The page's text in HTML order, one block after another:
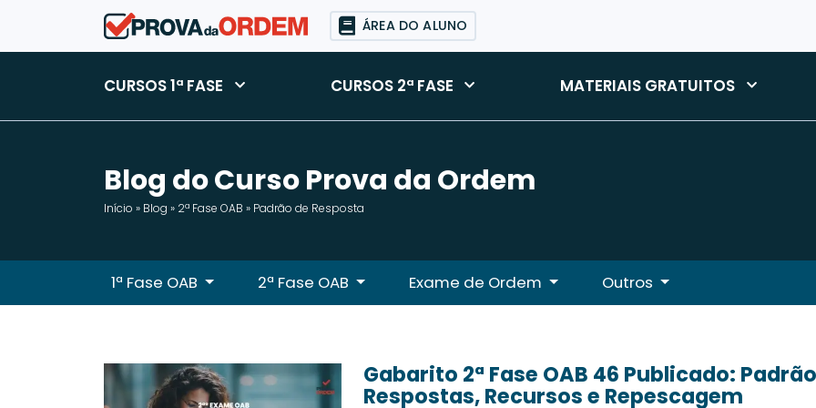
ÁREA DO ALUNO
CURSOS 1ª FASE CURSOS 2ª FASE MATERIAIS GRATUITOS
Blog do Curso Prova da Ordem
Início » Blog » 2ª Fase OAB » Padrão de Resposta
1ª Fase OAB 2ª Fase OAB Exame de Ordem Outros
Gabarito 2ª Fase OAB 46 Publicado:
Respostas, Recursos e Repescagem